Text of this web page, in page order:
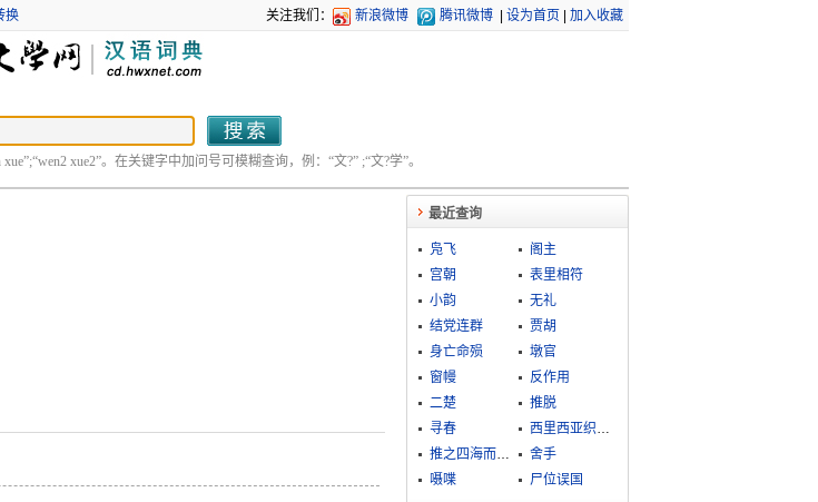
换 关注我们： 新浪微博 腾讯微博 设为首页 加入收藏
xue2”。在关键字中加问号可模糊查询，例：“文?” ;“文?学”。
最近查询
凫飞
阁主
宫朝
表里相符
小韵
无礼
结党连群
贾胡
身亡命殒
墩官
窗幔
反作用
二楚
推脱
寻春
西里西亚织工起义
推之四海而皆准
舍手
嗫喋
尸位误国